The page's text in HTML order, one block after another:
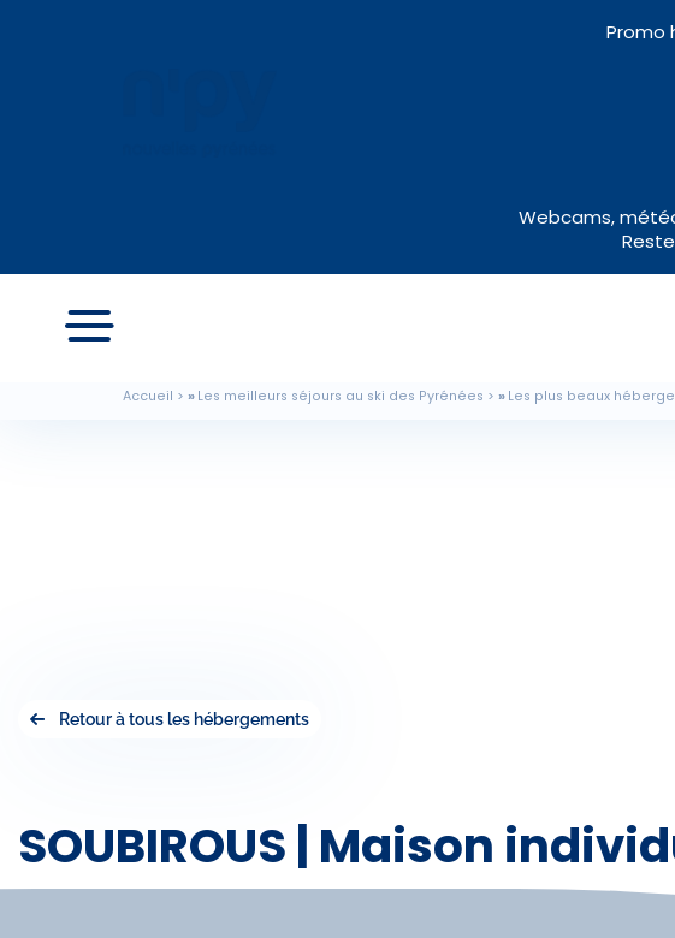
Promo
Webcams,
Accueil Les meilleurs séjours au ski des Pyrénées Les plus beaux
Retour à tous les hébergements
SOUBIROUS | Maison